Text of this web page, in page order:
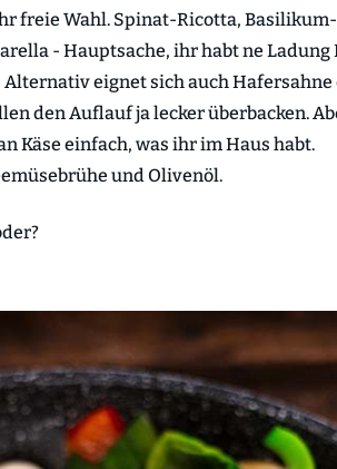
freie Wahl. Spinat-Ricotta,
- Hauptsache, ihr habt ne Ladung
eignet sich auch Hafersahne
den Auflauf ja lecker überbacken.
Käse einfach, was ihr im Haus habt.
und Olivenöl.